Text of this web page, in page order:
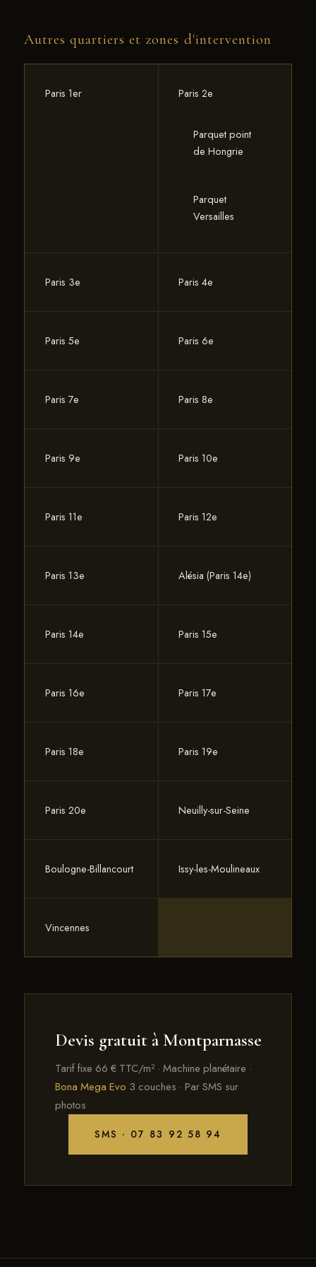
Tarif fixe 66 € TTC/m², réponse rapide, pas de
Autres quartiers et zones d'intervention
Paris 1er Paris 2e
Parquet point
de Hongrie
Parquet
Versailles
Paris 3e Paris 4e
Paris 5e Paris 6e
Paris 7e Paris 8e
Paris 9e Paris 10e
Paris 11e Paris 12e
Paris 13e Alésia (Paris 14e)
Paris 14e Paris 15e
Paris 16e Paris 17e
Paris 18e Paris 19e
Paris 20e Neuilly-sur-Seine
Boulogne-Billancourt Issy-les-Moulineaux
Vincennes
Devis gratuit à Montparnasse
Tarif fixe 66 € TTC/m² · Machine planétaire ·
Bona Mega Evo 3 couches · Par SMS sur
photos
SMS · 07 83 92 58 94